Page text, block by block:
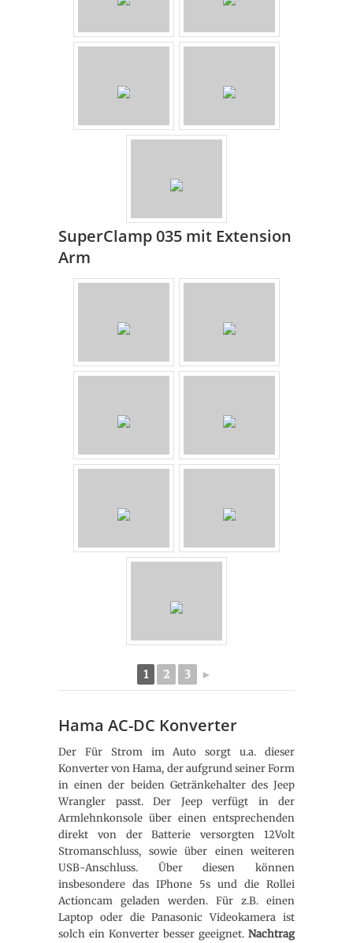
SuperClamp 035 mit Extension
Arm
1 2 3 ►
Hama AC-DC Konverter
Der Für Strom im Auto sorgt u.a. dieser
Konverter von Hama, der aufgrund seiner Form
in einen der beiden Getränkehalter des Jeep
Wrangler passt. Der Jeep verfügt in der
Armlehnkonsole über einen entsprechenden
direkt von der Batterie versorgten 12Volt
Stromanschluss, sowie über einen weiteren
USB-Anschluss. Über diesen können
insbesondere das IPhone 5s und die Rollei
Actioncam geladen werden. Für z.B. einen
Laptop oder die Panasonic Videokamera ist
solch ein Konverter besser geeignet. Nachtrag